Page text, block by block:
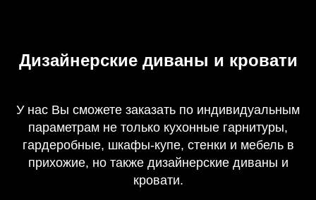
Дизайнерские диваны и кровати
У нас Вы сможете заказать по индивидуальным
параметрам не только кухонные гарнитуры,
гардеробные, шкафы-купе, стенки и мебель в
прихожие, но также дизайнерские диваны и
кровати.